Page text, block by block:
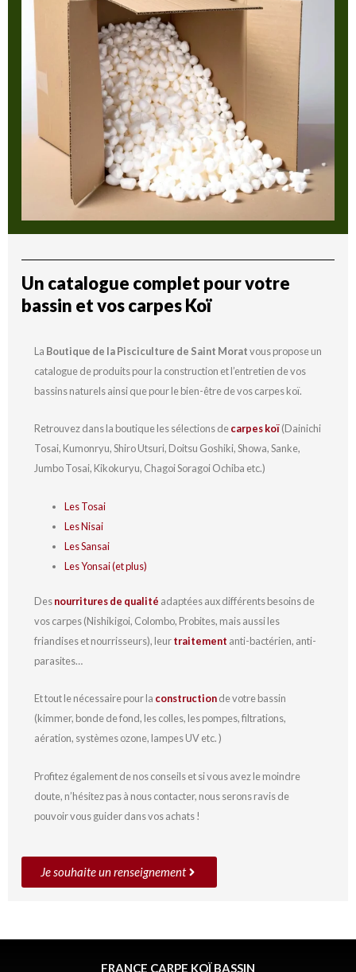
Un catalogue complet pour votre
bassin et vos carpes Koï
La Boutique de la Pisciculture de Saint Moratvous propose un
catalogue de produits pour la construction et l’entretien de vos
bassins naturels ainsi que pour le bien-être de vos carpes koï.
Retrouvez dans la boutique les sélections decarpes koï(Dainichi
Tosai, Kumonryu, Shiro Utsuri, Doitsu Goshiki, Showa, Sanke,
Jumbo Tosai, Kikokuryu, Chagoi Soragoi Ochiba etc.)
Les Tosai
Les Nisai
Les Sansai
Les Yonsai (et plus)
Desnourritures de qualité adaptées aux différents besoins de
vos carpes (Nishikigoi, Colombo, Probites, mais aussi les
friandises et nourrisseurs), leurtraitement anti-bactérien, anti-
parasites…
Et tout le nécessaire pour la constructionde votre bassin
(kimmer, bonde de fond, les colles, les pompes, filtrations,
aération, systèmes ozone, lampes UV etc. )
Profitez également de nos conseils et si vous avez le moindre
doute, n’hésitez pas à nous contacter, nous serons ravis de
pouvoir vous guider dans vos achats !
Je souhaite un renseignement
FRANCE CARPE KOÏ BASSIN